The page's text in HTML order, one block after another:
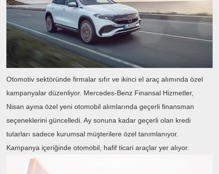
Otomotiv sektöründe firmalar sıfır ve ikinci el araç alımında özel
kampanyalar düzenliyor. Mercedes-Benz Finansal Hizmetler,
Nisan ayına özel yeni otomobil alımlarında geçerli finansman
seçeneklerini güncelledi. Ay sonuna kadar geçerli olan kredi
tutarları sadece kurumsal müşterilere özel tanımlanıyor.
Kampanya içeriğinde otomobil, hafif ticari araçlar yer alıyor.